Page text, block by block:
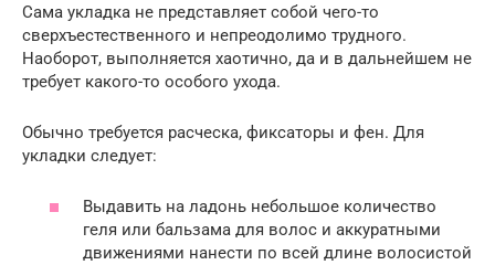
Сама укладка не представляет собой чего-то
сверхъестественного и непреодолимо трудного.
Наоборот, выполняется хаотично, да и в дальнейшем не
требует какого-то особого ухода.
Обычно требуется расческа, фиксаторы и фен. Для
укладки следует:
Выдавить на ладонь небольшое количество
геля или бальзама для волос и аккуратными
движениями нанести по всей длине волосистой